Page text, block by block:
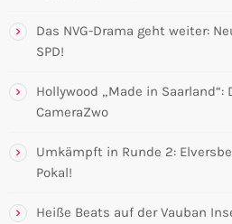
Das NVG-Drama geht weiter:
SPD!
Hollywood „Made in
CameraZwo
Umkämpft in Runde 2:
Pokal!
Heiße Beats auf der Vauban